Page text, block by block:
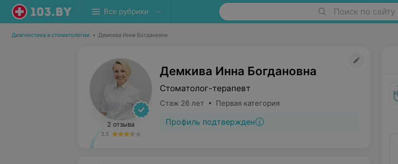
Все рубрики Поиск по сайту
Диагностика в стоматологии • Демкива Инна Богдановна
2 отзыва
3.5
Демкива Инна Богдановна
Стоматолог-терапевт
Стаж 26 лет • Первая категория
Профиль подтвержден